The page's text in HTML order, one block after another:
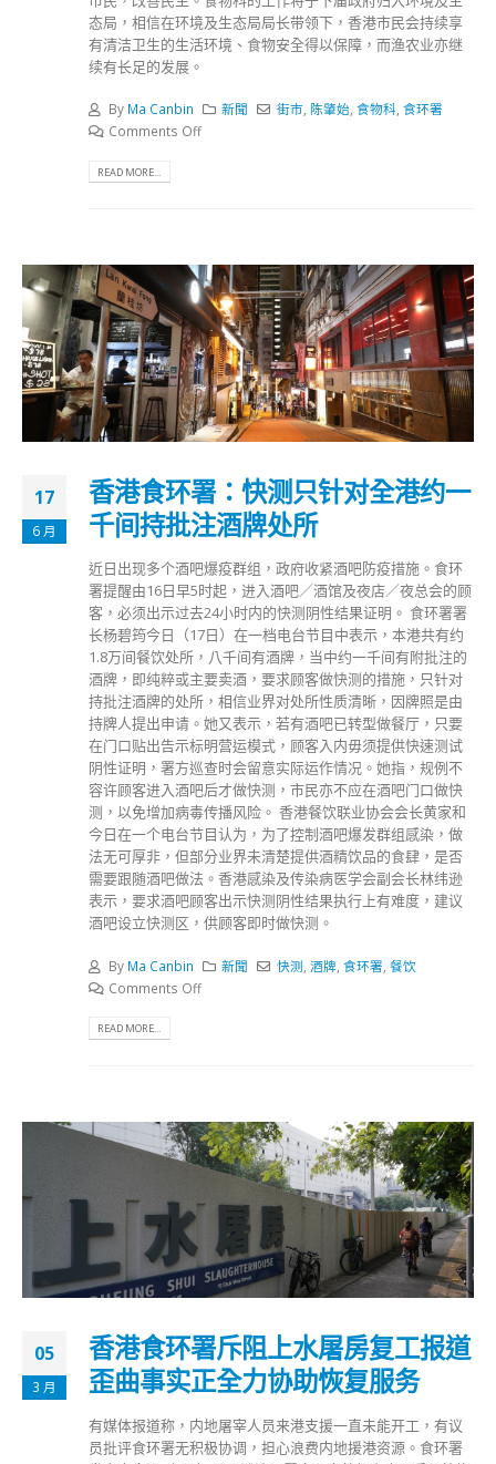
态局，相信在环境及生态局局长带领下，香港市民会持续享
有清洁卫生的生活环境、食物安全得以保障，而渔农业亦继
续有长足的发展。
By Ma Canbin 新聞 街市, 陈肇始,食物科,食环署
Comments Off
READ MORE...
17
6 月
香港食环署：快测只针对全港约一
千间持批注酒牌处所
近日出现多个酒吧爆疫群组，政府收紧酒吧防疫措施。食环
署提醒由16日早5时起，进入酒吧／酒馆及夜店／夜总会的顾
客，必须出示过去24小时内的快测阴性结果证明。 食环署署
长杨碧筠今日（17日）在一档电台节目中表示，本港共有约
1.8万间餐饮处所，八千间有酒牌，当中约一千间有附批注的
酒牌，即纯粹或主要卖酒，要求顾客做快测的措施，只针对
持批注酒牌的处所，相信业界对处所性质清晰，因牌照是由
持牌人提出申请。她又表示，若有酒吧已转型做餐厅，只要
在门口贴出告示标明营运模式，顾客入内毋须提供快速测试
阴性证明，署方巡查时会留意实际运作情况。她指，规例不
容许顾客进入酒吧后才做快测，市民亦不应在酒吧门口做快
测，以免增加病毒传播风险。 香港餐饮联业协会会长黄家和
今日在一个电台节目认为，为了控制酒吧爆发群组感染，做
法无可厚非，但部分业界未清楚提供酒精饮品的食肆，是否
需要跟随酒吧做法。香港感染及传染病医学会副会长林纬逊
表示，要求酒吧顾客出示快测阴性结果执行上有难度，建议
酒吧设立快测区，供顾客即时做快测。
By Ma Canbin 新聞 快测 ,酒牌 ,食环署 ,餐饮
Comments Off
READ MORE...
05
3 月
香港食环署斥阻上水屠房复工报道
歪曲事实正全力协助恢复服务
有媒体报道称，内地屠宰人员来港支援一直未能开工，有议
员批评食环署无积极协调，担心浪费内地援港资源。食环署